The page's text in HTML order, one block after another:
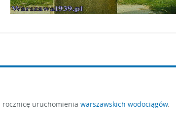
rocznicę uruchomienia warszawskich wodociągów.